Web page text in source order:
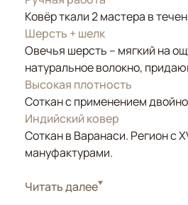
Ковёр ткали 2 мастера в
Шерсть + шелк
Овечья шерсть – мягкий на
натуральное волокно,
Высокая плотность
Соткан с применением
Индийский ковер
Соткан в Варанаси. Регион с
мануфактурами.
СтильСовременные
Читать далее